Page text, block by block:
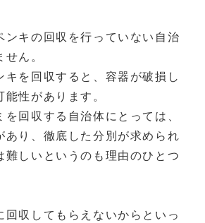
ンキの回収を行っていない自治
ん。
キを回収すると、容器が破損し
性があります。
を回収する自治体にとっては、
あり、徹底した分別が求められ
難しいというのも理由のひとつ
回収してもらえないからといっ